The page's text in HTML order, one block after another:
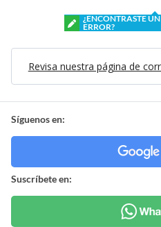
¿ENCONTRASTE UN
ERROR?
Revisa nuestra página de
Síguenos en:
Suscríbete en: